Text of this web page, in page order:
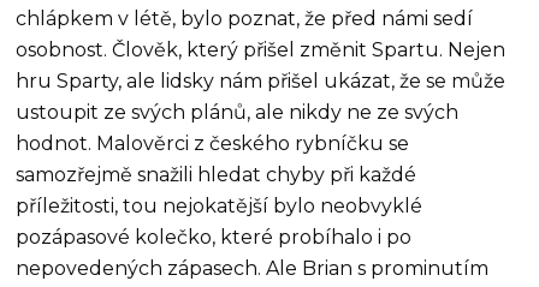
chlápkem v létě, bylo poznat, že před námi sedí
osobnost. Člověk, který přišel změnit Spartu. Nejen
hru Sparty, ale lidsky nám přišel ukázat, že se může
ustoupit ze svých plánů, ale nikdy ne ze svých
hodnot. Malověrci z českého rybníčku se
samozřejmě snažili hledat chyby při každé
příležitosti, tou nejokatější bylo neobvyklé
pozápasové kolečko, které probíhalo i po
nepovedených zápasech. Ale Brian s prominutím